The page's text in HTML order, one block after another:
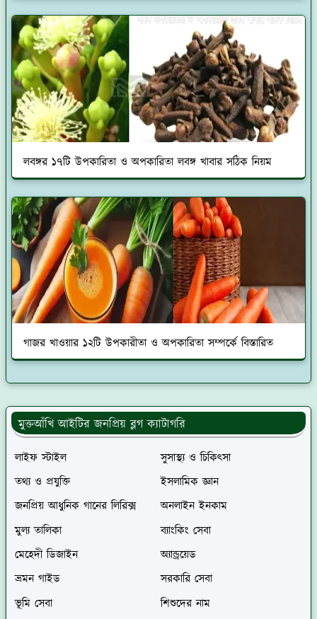
লবঙ্গর ১৭টি উপকারিতা ও অপকারিতা লবঙ্গ খাবার সঠিক নিয়ম
গাজর খাওয়ার ১২টি উপকারীতা ও অপকারিতা সম্পর্কে বিস্তারিত
মুক্তআঁখি আইটির জনপ্রিয় ব্লগ ক্যাটাগরি
লাইফ স্টাইল
সুসাস্থ্য ও চিকিৎসা
তথ্য ও প্রযুক্তি
ইসলামিক জ্ঞান
জনপ্রিয় আধুনিক গানের লিরিক্স
অনলাইন ইনকাম
মুল্য তালিকা
ব্যাংকিং সেবা
মেহেদী ডিজাইন
অ্যান্ড্রয়েড
ভ্রমন গাইড
সরকারি সেবা
ভূমি সেবা
শিশুদের নাম